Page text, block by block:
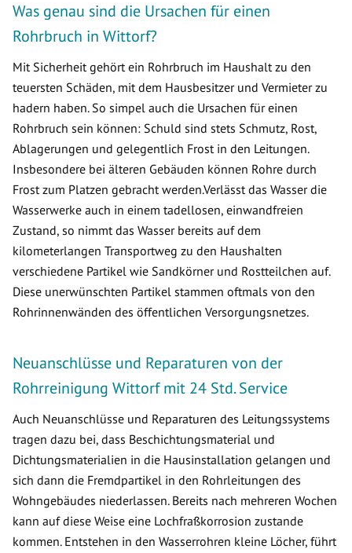
Was genau sind die Ursachen für einen
Rohrbruch in Wittorf?
Mit Sicherheit gehört ein Rohrbruch im Haushalt zu den
teuersten Schäden, mit dem Hausbesitzer und Vermieter zu
hadern haben. So simpel auch die Ursachen für einen
Rohrbruch sein können: Schuld sind stets Schmutz, Rost,
Ablagerungen und gelegentlich Frost in den Leitungen.
Insbesondere bei älteren Gebäuden können Rohre durch
Frost zum Platzen gebracht werden.Verlässt das Wasser die
Wasserwerke auch in einem tadellosen, einwandfreien
Zustand, so nimmt das Wasser bereits auf dem
kilometerlangen Transportweg zu den Haushalten
verschiedene Partikel wie Sandkörner und Rostteilchen auf.
Diese unerwünschten Partikel stammen oftmals von den
Rohrinnenwänden des öffentlichen Versorgungsnetzes.
Neuanschlüsse und Reparaturen von der
Rohrreinigung Wittorf mit 24 Std. Service
Auch Neuanschlüsse und Reparaturen des Leitungssystems
tragen dazu bei, dass Beschichtungsmaterial und
Dichtungsmaterialien in die Hausinstallation gelangen und
sich dann die Fremdpartikel in den Rohrleitungen des
Wohngebäudes niederlassen. Bereits nach mehreren Wochen
kann auf diese Weise eine Lochfraßkorrosion zustande
kommen. Entstehen in den Wasserrohren kleine Löcher, führt